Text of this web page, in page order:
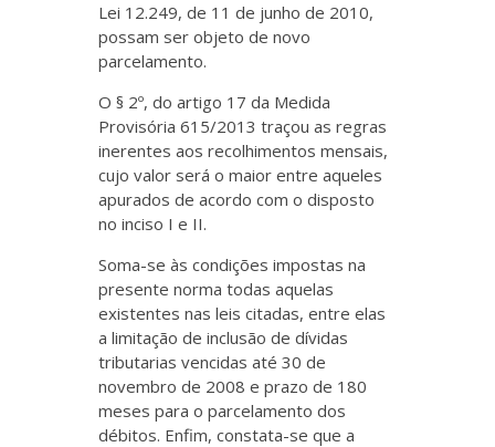
Lei 12.249, de 11 de junho de 2010,
possam ser objeto de novo
parcelamento.
O § 2º, do artigo 17 da Medida
Provisória 615/2013 traçou as regras
inerentes aos recolhimentos mensais,
cujo valor será o maior entre aqueles
apurados de acordo com o disposto
no inciso I e II.
Soma-se às condições impostas na
presente norma todas aquelas
existentes nas leis citadas, entre elas
a limitação de inclusão de dívidas
tributarias vencidas até 30 de
novembro de 2008 e prazo de 180
meses para o parcelamento dos
débitos. Enfim, constata-se que a